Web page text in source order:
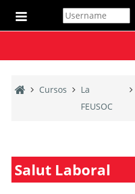
Ves al contingut principal
Panell lateral
Cursos
La
FEUSOC
Salut Laboral